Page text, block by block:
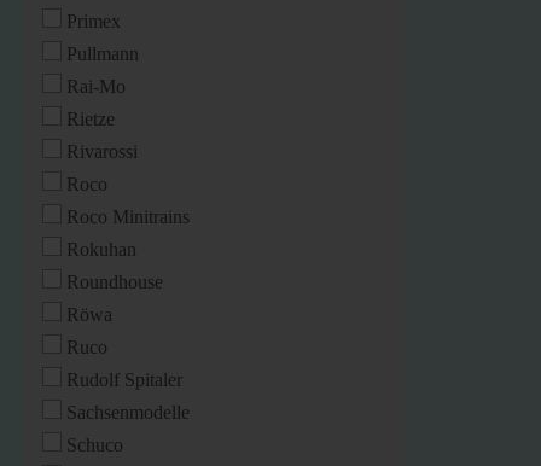
Primex
Pullmann
Rai-Mo
Rietze
Rivarossi
Roco
Roco Minitrains
Rokuhan
Roundhouse
Röwa
Ruco
Rudolf Spitaler
Sachsenmodelle
Schuco